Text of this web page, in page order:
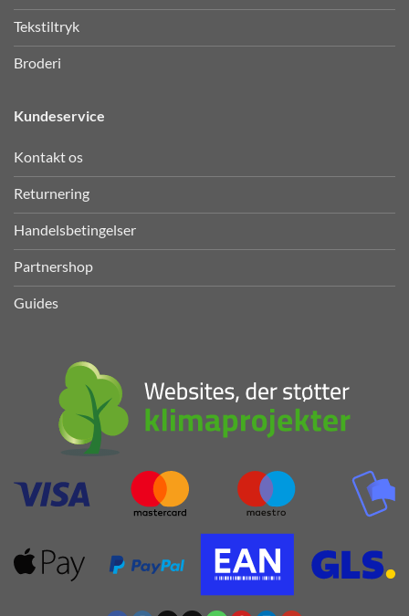
Tekstiltryk
Broderi
Kundeservice
Kontakt os
Returnering
Handelsbetingelser
Partnershop
Guides